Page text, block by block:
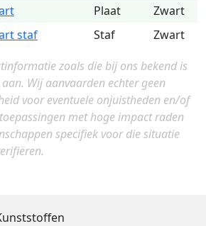
Plaat
Zwart
staf
Staf
Zwart
zoals die bij ons bekend is
Wij aanvaarden echter geen
voor eventuele onjuistheden en/of
met hoge impact raden
specifiek voor die situatie